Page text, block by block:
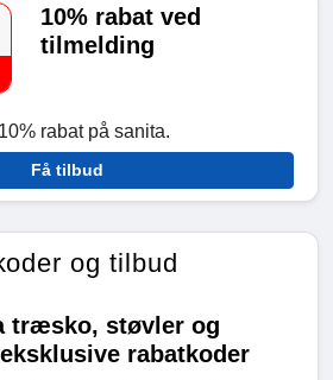
10% rabat ved
tilmelding
rabat på sanita.
Få tilbud
og tilbud
træsko, støvler og
rabatkoder